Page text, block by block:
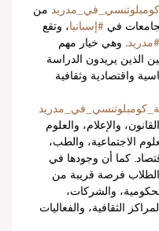
من
في #إسبانيا، وتقع
#مدريد
. وهي خيار مهم
الذين يريدون الدراسة
واقتصادية وثقافية
والإعلام، والعلوم
الاجتماعية، والطب،
كما أن وجودها في
الطلاب فرصة قريبة من
والشركات،
الثقافية، والفعاليات